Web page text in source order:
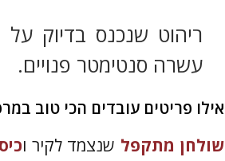
ריהוט שנכנס בדיוק
עשרה סנטימטר פנויים.
אילו פריטים עובדים הכי טוב
שולחן מתקפל שנצמד לקיר ו